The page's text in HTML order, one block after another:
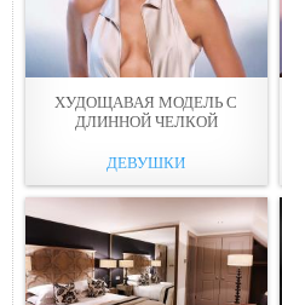
ХУДОЩАВАЯ МОДЕЛЬ С
ДЛИННОЙ ЧEЛКОЙ
ДЕВУШКИ